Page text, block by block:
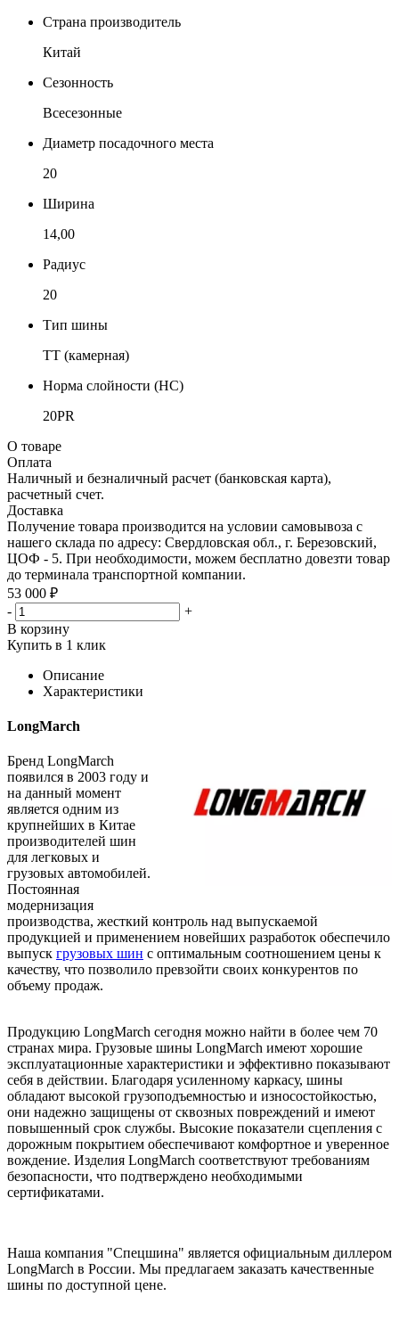
Страна производитель
Китай
Сезонность
Всесезонные
Диаметр посадочного места
20
Ширина
14,00
Радиус
20
Тип шины
TT (камерная)
Норма слойности (НС)
20PR
О товаре
Оплата
Наличный и безналичный расчет (банковская карта),
расчетный счет.
Доставка
Получение товара производится на условии самовывоза с
нашего склада по адресу: Свердловская обл., г. Березовский,
ЦОФ - 5. При необходимости, можем бесплатно довезти товар
до терминала транспортной компании.
53 000 ₽
-
+
В корзину
Купить в 1 клик
Описание
Характеристики
LongMarch
Бренд LongMarch
появился в 2003 году и
на данный момент
является одним из
крупнейших в Китае
производителей шин
для легковых и
грузовых автомобилей.
Постоянная
модернизация
производства, жесткий контроль над выпускаемой
продукцией и применением новейших разработок обеспечило
выпуск грузовых шин с оптимальным соотношением цены к
качеству, что позволило превзойти своих конкурентов по
объему продаж.
Продукцию LongMarch сегодня можно найти в более чем 70
странах мира. Грузовые шины LongMarch имеют хорошие
эксплуатационные характеристики и эффективно показывают
себя в действии. Благодаря усиленному каркасу, шины
обладают высокой грузоподъемностью и износостойкостью,
они надежно защищены от сквозных повреждений и имеют
повышенный срок службы. Высокие показатели сцепления с
дорожным покрытием обеспечивают комфортное и уверенное
вождение. Изделия LongMarch соответствуют требованиям
безопасности, что подтверждено необходимыми
сертификатами.
Наша компания "Спецшина" является официальным диллером
LongMarch в России. Мы предлагаем заказать качественные
шины по доступной цене.